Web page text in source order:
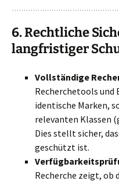
6.Rechtliche
langfristiger
Vollständige
Recherchetools
identische Marken,
relevanten Klassen
Dies stellt sicher,
geschützt ist.
Recherche zeigt, ob